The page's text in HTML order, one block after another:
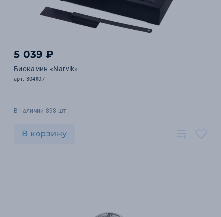
5 039 ₽
Биокамин «Narvik»
арт. 304007
В наличии 898 шт.
В корзину